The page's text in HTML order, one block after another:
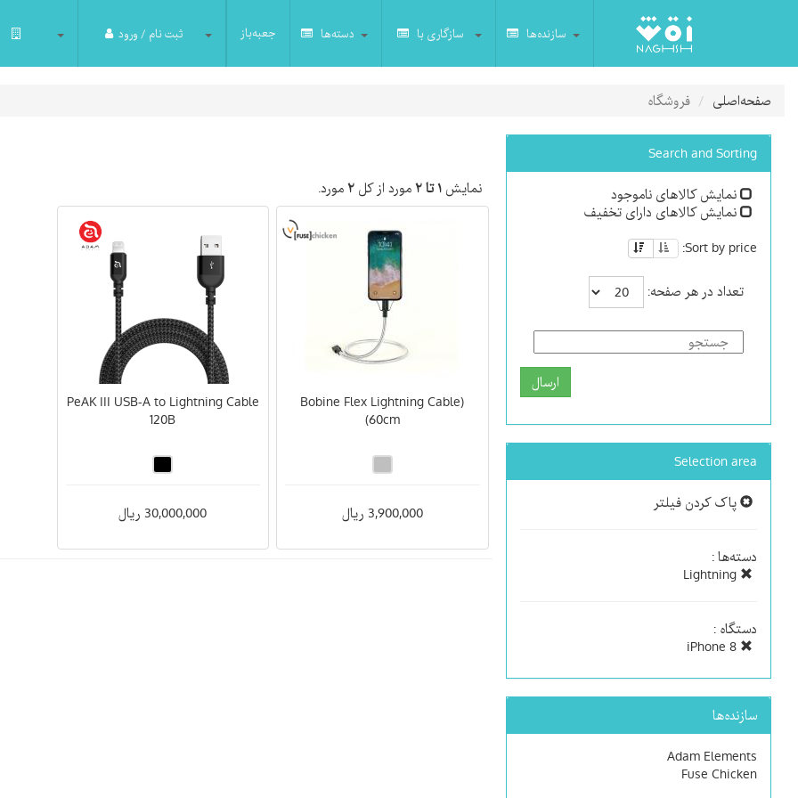
سازنده‌ها سازگاری با دسته‌ها جعبه‌باز ثبت نام / ورود
صفحه‌اصلی فروشگاه
Search and Sorting
نمایش کالاهای ناموجود
نمایش کالاهای دارای تخفیف
Sort by price:
تعداد در هر صفحه:
ارسال
Selection area
پاک کردن فیلتر
دسته‌ها :
دستگاه :
سازنده‌ها
Adam Elements
Fuse Chicken
نمایش۱ تا ۲ مورد از کل۲ مورد.
(Bobine Flex Lightning Cable
(60cm
3,900,000 ریال
PeAK III USB-A to Lightning Cable
120B
30,000,000 ریال